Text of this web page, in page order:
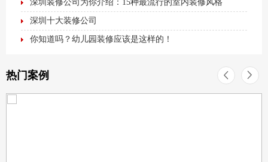
深圳装修公司为你介绍：15种最流行的室内装修风格
深圳十大装修公司
你知道吗？幼儿园装修应该是这样的！
热门案例